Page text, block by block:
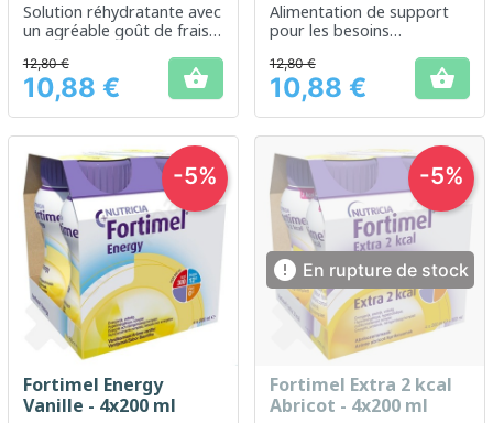
Solution réhydratante avec
un agréable goût de fraise,
rétablissement des fluides
corporels.
Prix
12,80 €
10,88 € 
Alimentation de support
pour les besoins
Prix
12,80 €
10,88 € 
Fortimel Energy
Vanille - 4x200 ml
-5%
 En rupture de stock
Fortimel Extra 2 kcal
Abricot - 4x200 ml
-5%